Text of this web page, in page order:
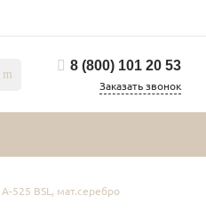
8 (800) 101 20 53
Заказать звонок
А-525 BSL, мат.серебро